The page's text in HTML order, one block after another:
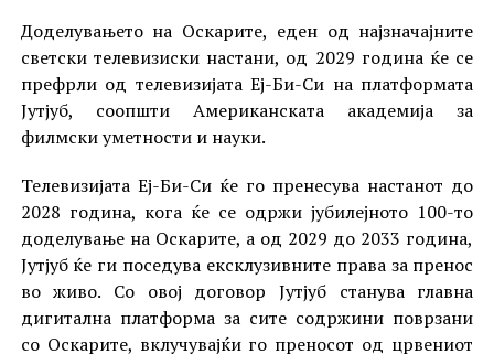
Доделувањето на Оскарите, еден од најзначајните
светски телевизиски настани, од 2029 година ќе се
префрли од телевизијата Еј-Би-Си на платформата
Јутјуб, соопшти Американската академија за
филмски уметности и науки.
Телевизијата Еј-Би-Си ќе го пренесува настанот до
2028 година, кога ќе се одржи јубилејното 100-то
доделување на Оскарите, а од 2029 до 2033 година,
Јутјуб ќе ги поседува ексклузивните права за пренос
во живо. Со овој договор Јутјуб станува главна
дигитална платформа за сите содржини поврзани
со Оскарите, вклучувајќи го преносот од црвениот